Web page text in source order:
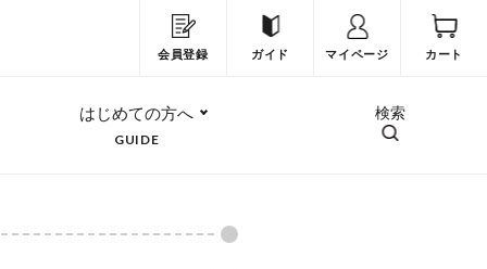
会員登録 ガイド マイページ カート
はじめての方へ
GUIDE
検索